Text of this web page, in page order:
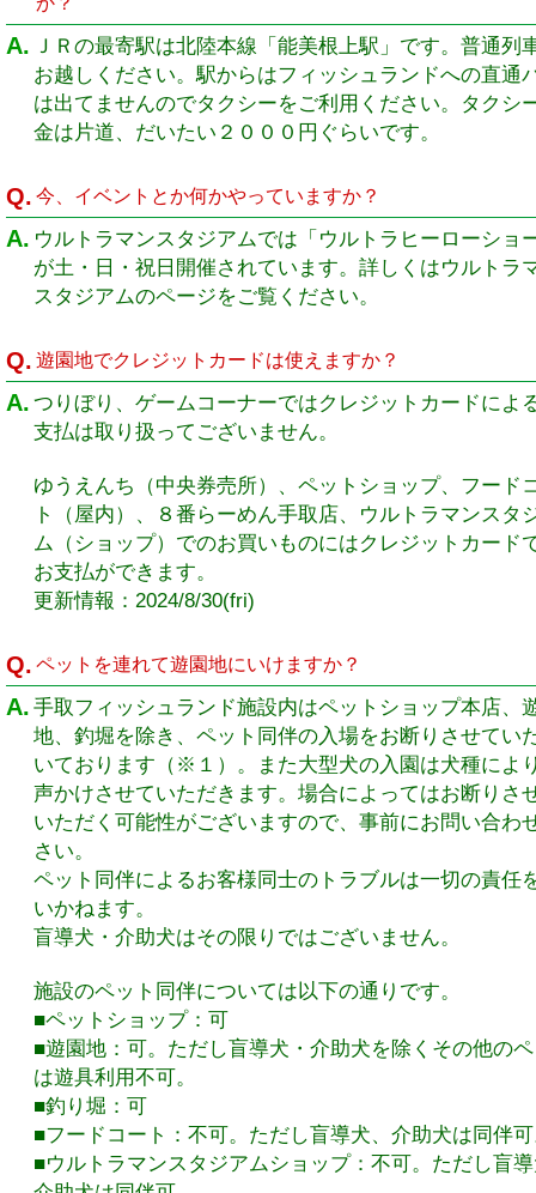
A. ＪＲの最寄駅は北陸本線「能美根上駅」です。普通列
お越しください。駅からはフィッシュランドへの直通
は出てませんのでタクシーをご利用ください。タクシ
金は片道、だいたい２０００円ぐらいです。
Q. 今、イベントとか何かやっていますか？
A. ウルトラマンスタジアムでは「ウルトラヒーローショ
が土・日・祝日開催されています。詳しくはウルトラ
スタジアムのページをご覧ください。
Q. 遊園地でクレジットカードは使えますか？
A. つりぼり、ゲームコーナーではクレジットカードによ
支払は取り扱ってございません。
ゆうえんち（中央券売所）、ペットショップ、フード
ト（屋内）、８番らーめん手取店、ウルトラマンスタ
ム（ショップ）でのお買いものにはクレジットカード
お支払ができます。
更新情報：2024/8/30(fri)
Q. ペットを連れて遊園地にいけますか？
A. 手取フィッシュランド施設内はペットショップ本店、
地、釣堀を除き、ペット同伴の入場をお断りさせてい
いております（※１）。また大型犬の入園は犬種によ
声かけさせていただきます。場合によってはお断りさ
いただく可能性がございますので、事前にお問い合わ
さい。
ペット同伴によるお客様同士のトラブルは一切の責任
いかねます。
盲導犬・介助犬はその限りではございません。
施設のペット同伴については以下の通りです。
■ペットショップ：可
■遊園地：可。ただし盲導犬・介助犬を除くその他の
は遊具利用不可。
■釣り堀：可
■フードコート：不可。ただし盲導犬、介助犬は同伴
■ウルトラマンスタジアムショップ：不可。ただし盲